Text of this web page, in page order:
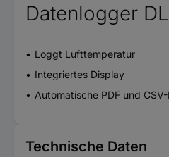
Datenlogger
Loggt Lufttemperatur
Integriertes Display
Automatische PDF und
Technische Daten